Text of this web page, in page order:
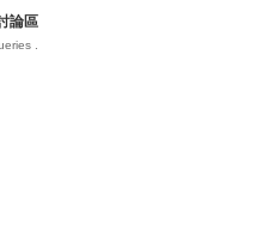
論區
.